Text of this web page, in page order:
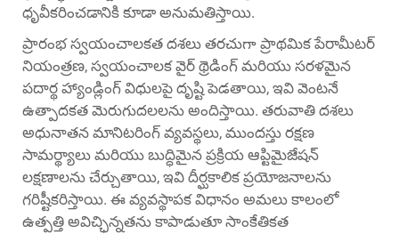
ధృవీకరించడానికి కూడా అనుమతిస్తాయి.
ప్రారంభ స్వయంచాలకత దశలు తరచుగా ప్రాథమిక పేరామీటర్
నియంత్రణ, స్వయంచాలక వైర్ థ్రెడింగ్ మరియు సరళమైన
పదార్థ హ్యాండ్లింగ్ విధులపై దృష్టి పెడతాయి, ఇవి వెంటనే
ఉత్పాదకత మెరుగుదలలను అందిస్తాయి. తరువాతి దశలు
అధునాతన మానిటరింగ్ వ్యవస్థలు, ముందస్తు రక్షణ
సామర్థ్యాలు మరియు బుద్ధిమైన ప్రక్రియ ఆప్టిమైజేషన్
లక్షణాలను చేర్చుతాయి, ఇవి దీర్ఘకాలిక ప్రయోజనాలను
గరిష్టీకరిస్తాయి. ఈ వ్యవస్థాపక విధానం అమలు కాలంలో
ఉత్పత్తి అవిచ్ఛిన్నతను కాపాడుతూ సాంకేతికత